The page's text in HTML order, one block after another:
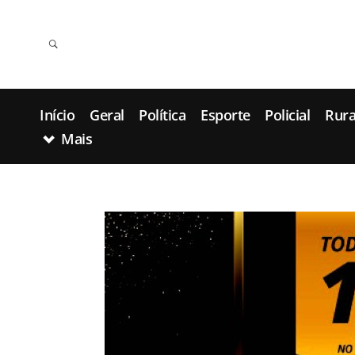
Início Geral Política Esporte Policial
Mais